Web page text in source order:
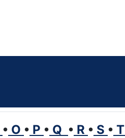
• O • P • Q • R • S • T